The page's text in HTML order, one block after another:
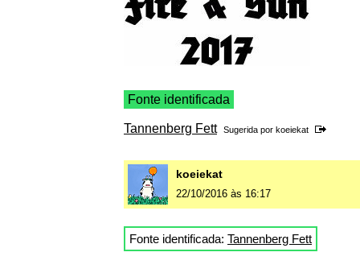
Fonte identificada
Tannenberg Fett Sugerida por koeiekat
koeiekat
22/10/2016 às 16:17
Fonte identificada: Tannenberg Fett